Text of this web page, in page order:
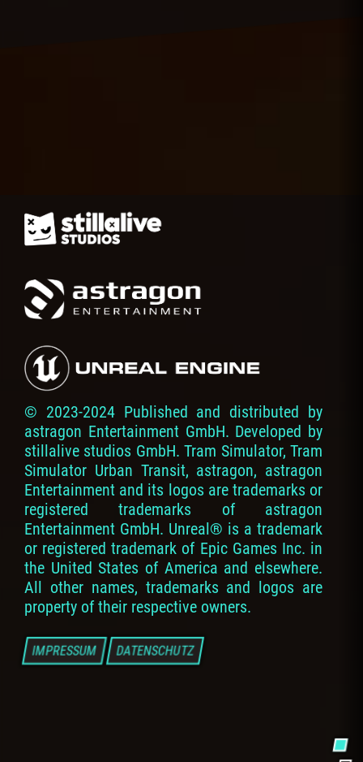
© 2023-2024 Published and distributed by
astragon Entertainment GmbH. Developed by
stillalive studios GmbH. Tram Simulator, Tram
Simulator Urban Transit, astragon, astragon
Entertainment and its logos are trademarks or
registered trademarks of astragon
Entertainment GmbH. Unreal® is a trademark
or registered trademark of Epic Games Inc. in
the United States of America and elsewhere.
All other names, trademarks and logos are
property of their respective owners.
IMPRESSUM DATENSCHUTZ